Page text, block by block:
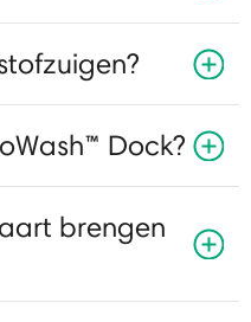
Dock?
brengen